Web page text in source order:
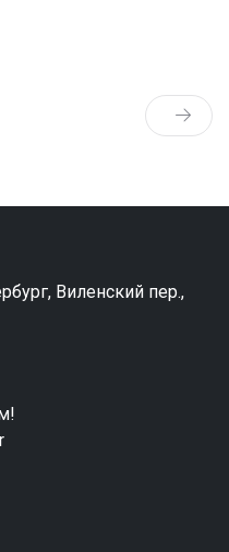
Виленский пер.,